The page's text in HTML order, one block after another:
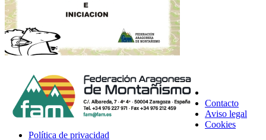
Contacto
Aviso legal
Cookies
Política de privacidad